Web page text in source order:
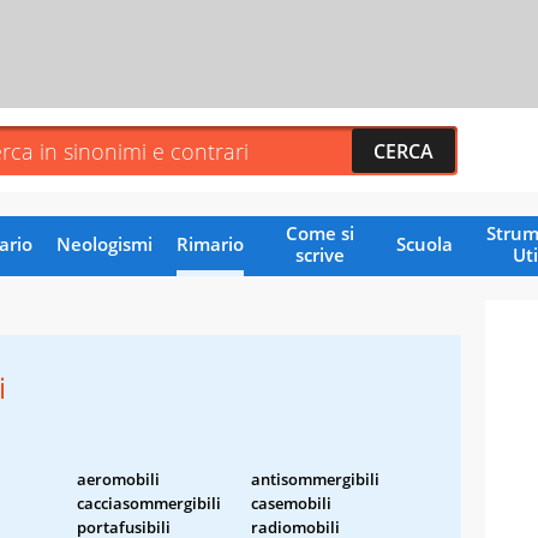
Neologismi Rimario
Come si
scrive
Scuola
aeromobili
antisommergibili
cacciasommergibili
casemobili
portafusibili
radiomobili